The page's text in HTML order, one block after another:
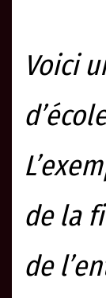
Voici
de la
de